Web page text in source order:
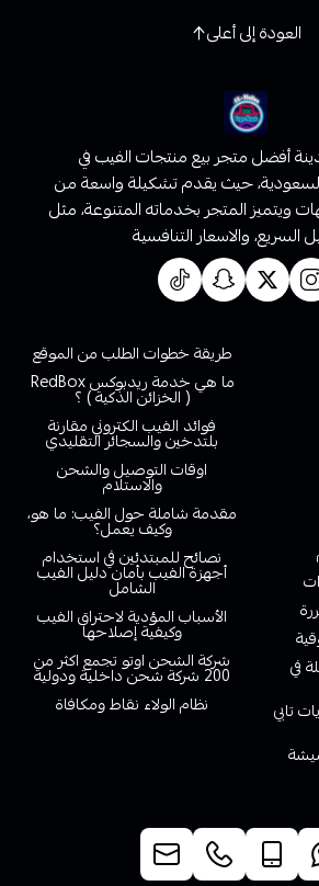
العودة إلى أعلى
أفضل متجر بيع منتجات الفيب في
حيث يقدم تشكيلة واسعة من
ويتميز المتجر بخدماته المتنوعة، مثل
السريع، والاسعار التنافسية
في
تابي
طريقة خطوات الطلب من الموقع
ما هي خدمة ريدبوكس RedBox
( الخزائن الذكية ) ؟
فوائد الفيب الكتروني مقارنة
بلتدخين والسجائر التقليدي
اوقات التوصيل والشحن
والاستلام
مقدمة شاملة حول الفيب: ما هو،
وكيف يعمل؟
نصائح للمبتدئين في استخدام
أجهزة الفيب بأمان دليل الفيب
الشامل
الأسباب المؤدية لاحتراق الفيب
وكيفية إصلاحها
شركة الشحن اوتو تجمع اكثر من
200 شركة شحن داخلية ودولية
نظام الولاء نقاط ومكافاة